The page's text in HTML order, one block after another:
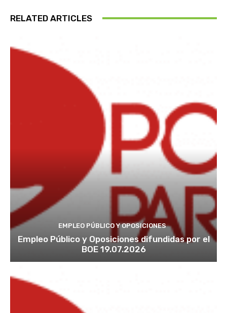
RELATED ARTICLES
EMPLEO PÚBLICO Y OPOSICIONES
Empleo Público y Oposiciones difundidas por el
BOE 19.07.2026